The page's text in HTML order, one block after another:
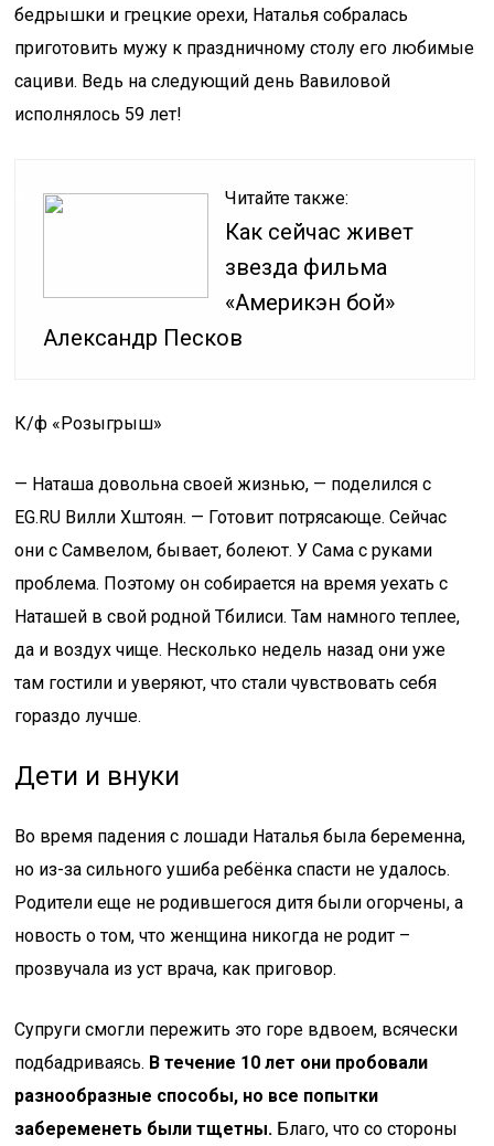
бедрышки и грецкие орехи, Наталья собралась
приготовить мужу к праздничному столу его любимые
сациви. Ведь на следующий день Вавиловой
исполнялось 59 лет!
Читайте также:
Как сейчас живет
звезда фильма
«Америкэн бой»
Александр Песков
К/ф «Розыгрыш»
— Наташа довольна своей жизнью, — поделился с
EG.RU Вилли Хштоян. — Готовит потрясающе. Сейчас
они с Самвелом, бывает, болеют. У Сама с руками
проблема. Поэтому он собирается на время уехать с
Наташей в свой родной Тбилиси. Там намного теплее,
да и воздух чище. Несколько недель назад они уже
там гостили и уверяют, что стали чувствовать себя
гораздо лучше.
Дети и внуки
Во время падения с лошади Наталья была беременна,
но из-за сильного ушиба ребёнка спасти не удалось.
Родители еще не родившегося дитя были огорчены, а
новость о том, что женщина никогда не родит –
прозвучала из уст врача, как приговор.
Супруги смогли пережить это горе вдвоем, всячески
подбадриваясь. В течение 10 лет они пробовали
разнообразные способы, но все попытки
забеременеть были тщетны. Благо, что со стороны